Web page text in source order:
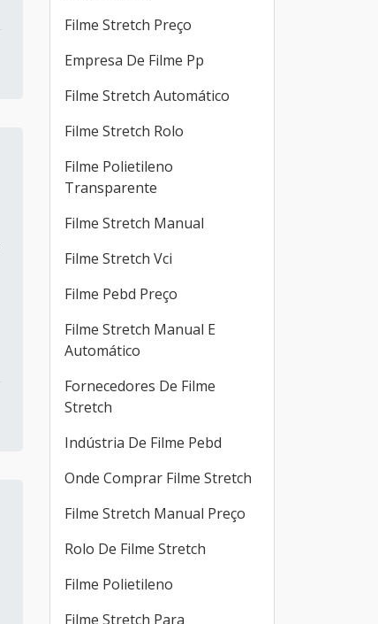
Filme Stretch Preço
Empresa De Filme Pp
Filme Stretch Automático
Filme Stretch Rolo
Filme Polietileno
Transparente
Filme Stretch Manual
Filme Stretch Vci
Filme Pebd Preço
Filme Stretch Manual E
Automático
Fornecedores De Filme
Stretch
Indústria De Filme Pebd
Onde Comprar Filme Stretch
Filme Stretch Manual Preço
Rolo De Filme Stretch
Filme Polietileno
Filme Stretch Para